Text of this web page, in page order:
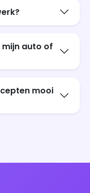
mijn auto of
mooi